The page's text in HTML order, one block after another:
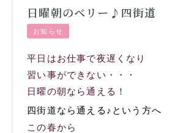
日曜朝のベリー♪四街道
お知らせ
平日はお仕事で夜遅くなり
習い事ができない・・・
日曜の朝なら通える！
四街道なら通える♪という方へ
この春から